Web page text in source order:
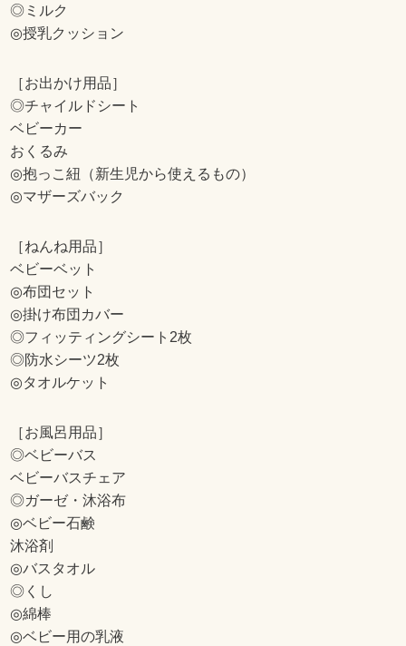
◎ミルク
◎授乳クッション
［お出かけ用品］
◎チャイルドシート
ベビーカー
おくるみ
◎抱っこ紐（新生児から使えるもの）
◎マザーズバック
［ねんね用品］
ベビーベット
◎布団セット
◎掛け布団カバー
◎フィッティングシート2枚
◎防水シーツ2枚
◎タオルケット
［お風呂用品］
◎ベビーバス
ベビーバスチェア
◎ガーゼ・沐浴布
◎ベビー石鹸
沐浴剤
◎バスタオル
◎くし
◎綿棒
◎ベビー用の乳液